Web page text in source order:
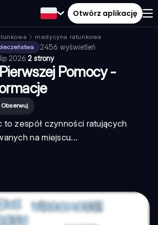
Otwórz aplikację
medycyna ratunkowa
2456 wyświetleń·
2026·2 strony
Pomocy -
Obserwuj
to zespół czynności ratujących
na miejscu...